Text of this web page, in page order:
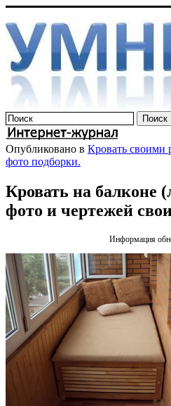
Опубликовано в Кровать своими
фото подборки.
Кровать на балконе
фото и чертежей
Информация